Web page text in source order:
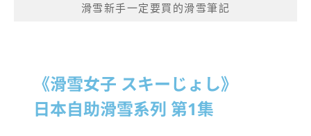
滑雪新手一定要買的滑雪筆記